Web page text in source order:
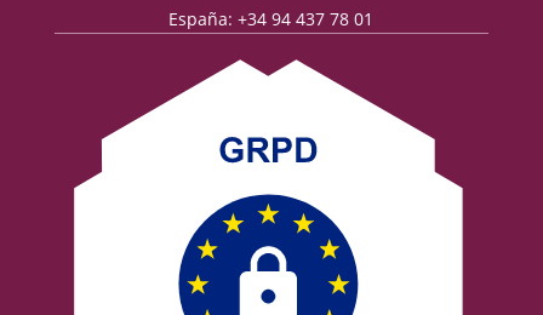
España: +34 94 437 78 01